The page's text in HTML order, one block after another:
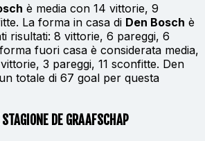
è media con 14 vittorie, 9
La forma in casa di Den Bosch è
risultati: 8 vittorie, 6 pareggi, 6
fuori casa è considerata media,
3 pareggi, 11 sconfitte. Den
totale di 67 goal per questa
DE GRAAFSCHAP